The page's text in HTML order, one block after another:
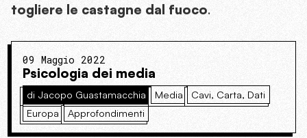
togliere le castagne dal fuoco.
09 Maggio 2022
Psicologia dei media
di Jacopo Guastamacchia Media
Cavi, Carta, Dati
Europa
Approfondimenti